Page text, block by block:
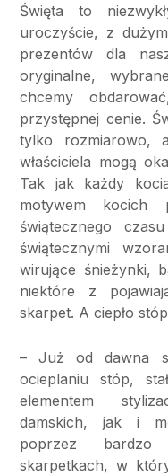
Święta to
uroczyście, z
prezentów dla
oryginalne,
chcemy
przystępnej cenie.
tylko rozmiarowo,
właściciela mogą
Tak jak każdy
motywem kocich
świątecznego
świątecznymi
wirujące śnieżynki,
niektóre z
skarpet. A ciepło
– Już od dawna
ocieplaniu stóp,
elementem
damskich, jak i
poprzez
skarpetkach, w